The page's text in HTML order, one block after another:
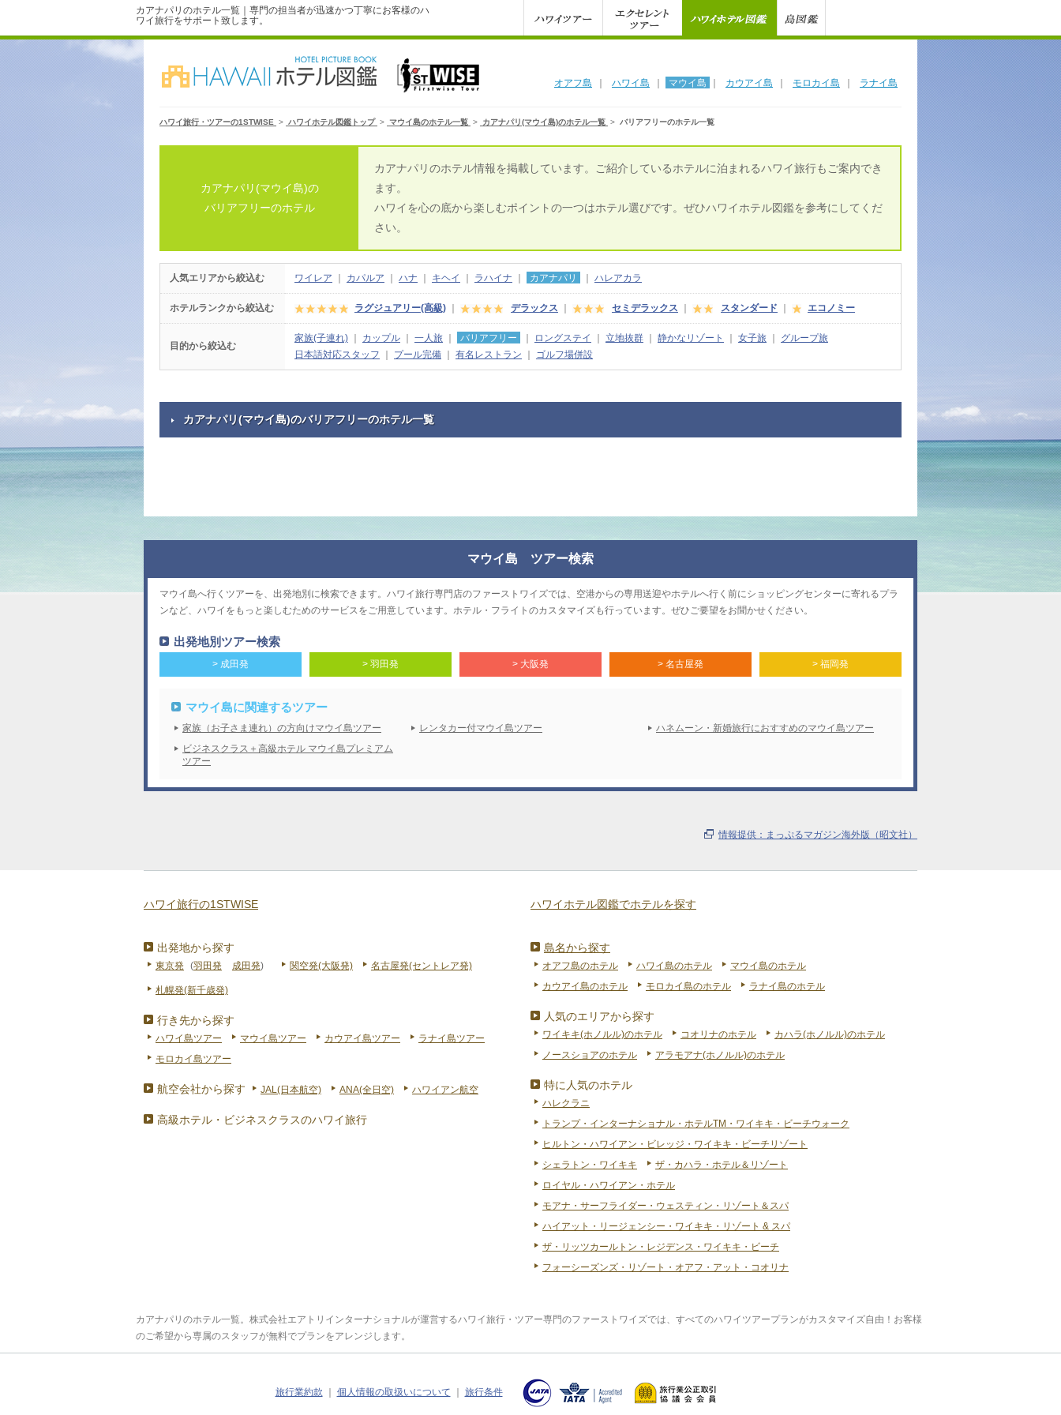
カアナパリのホテル一覧｜専門の担当者が迅速かつ丁寧にお客様のハ
ワイ旅行をサポート致します。
オアフ島 ハワイ島 マウイ島 カウアイ島 モロカイ島 ラナイ島
ハワイ旅行・ツアーの1STWISE > ハワイホテル図鑑トップ > マウイ島のホテル一覧 > カアナパリ(マウイ島)のホテル一覧 > バリアフリーのホテル一覧
カアナパリ(マウイ島)の
バリアフリーのホテル
カアナパリのホテル情報を掲載しています。ご紹介しているホテルに泊まれるハワイ旅行もご案内でき
ます。
ハワイを心の底から楽しむポイントの一つはホテル選びです。ぜひハワイホテル図鑑を参考にしてくだ
さい。
人気エリアから絞込む ワイレア カパルア ハナ キヘイ ラハイナ カアナパリ ハレアカラ
ホテルランクから絞込む ラグジュアリー(高級) デラックス セミデラックス スタンダード エコノミー
目的から絞込む
家族(子連れ) カップル 一人旅 バリアフリー ロングステイ 立地抜群 静かなリゾート 女子旅
グループ旅
日本語対応スタッフ
プール完備 有名レストラン ゴルフ場併設
カアナパリ(マウイ島)のバリアフリーのホテル一覧
マウイ島 ツアー検索
マウイ島へ行くツアーを、出発地別に検索できます。ハワイ旅行専門店のファーストワイズでは、空港からの専用送迎やホテルへ行く前にショッピングセンターに寄れるプラ
ンなど、ハワイをもっと楽しむためのサービスをご用意しています。ホテル・フライトのカスタマイズも行っています。ぜひご要望をお聞かせください。
出発地別ツアー検索
> 成田発 > 羽田発 > 大阪発 > 名古屋発 > 福岡発
マウイ島に関連するツアー
家族（お子さま連れ）の方向けマウイ島ツアー レンタカー付マウイ島ツアー
ハネムーン・新婚旅行におすすめのマウイ島ツアー
ビジネスクラス＋高級ホテル マウイ島プレミアム
ツアー
情報提供：まっぷるマガジン海外版（昭文社）
ハワイ旅行の1STWISE
出発地から探す
東京発 (羽田発 成田発) 関空発(大阪発) 名古屋発(セントレア発)
札幌発(新千歳発)
行き先から探す
ハワイ島ツアー マウイ島ツアー カウアイ島ツアー
ラナイ島ツアー
モロカイ島ツアー
航空会社から探す JAL(日本航空) ANA(全日空) ハワイアン航空
高級ホテル・ビジネスクラスのハワイ旅行
ハワイホテル図鑑でホテルを探す
島名から探す
オアフ島のホテル ハワイ島のホテル
マウイ島のホテル
カウアイ島のホテル
モロカイ島のホテル ラナイ島のホテル
人気のエリアから探す
ワイキキ(ホノルル)のホテル コオリナのホテル
カハラ(ホノルル)のホテル
ノースショアのホテル
アラモアナ(ホノルル)のホテル
特に人気のホテル
ハレクラニ
トランプ・インターナショナル・ホテルTM・ワイキキ・ビーチウォーク
ヒルトン・ハワイアン・ビレッジ・ワイキキ・ビーチリゾート
シェラトン・ワイキキ
ザ・カハラ・ホテル＆リゾート
ロイヤル・ハワイアン・ホテル
モアナ・サーフライダー・ウェスティン・リゾート＆スパ
ハイアット・リージェンシー・ワイキキ・リゾート & スパ
ザ・リッツカールトン・レジデンス・ワイキキ・ビーチ
フォーシーズンズ・リゾート・オアフ・アット・コオリナ
カアナパリのホテル一覧。株式会社エアトリインターナショナルが運営するハワイ旅行・ツアー専門のファーストワイズでは、すべてのハワイツアープランがカスタマイズ自由！お客様
のご希望から専属のスタッフが無料でプランをアレンジします。
旅行業約款 個人情報の取扱いについて 旅行条件